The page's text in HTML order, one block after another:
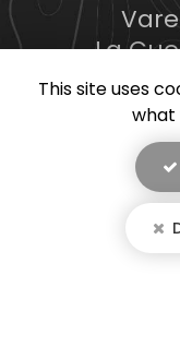
La
Benoit Cyprès,
This site uses
what